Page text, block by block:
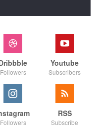
Followers
Youtube
Subscribers
Followers
RSS
Subscribe